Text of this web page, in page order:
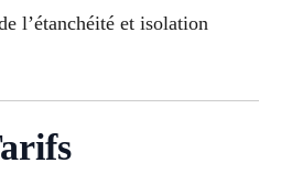
l’étanchéité et isolation